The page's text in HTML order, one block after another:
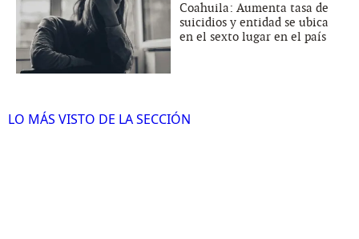
Coahuila: Aumenta tasa de
suicidios y entidad se ubica
en el sexto lugar en el país
LO MÁS VISTO DE LA SECCIÓN